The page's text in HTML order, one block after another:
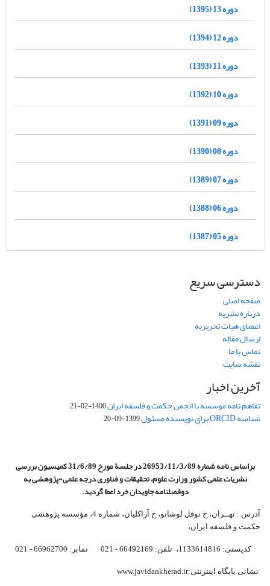
دوره 13 (1395)
دوره 12 (1394)
دوره 11 (1393)
دوره 10 (1392)
دوره 09 (1391)
دوره 08 (1390)
دوره 07 (1389)
دوره 06 (1388)
دوره 05 (1387)
دسترسی سریع
صفحه اصلی
درباره نشریه
اعضای هیات تحریریه
ارسال مقاله
تماس با ما
نقشه سایت
آخرین اخبار
تفاهم نامه موسسه با انجمن حکمت و فلسفه ایران1400-02-21
شناسه ORCID برای نویسنده مسئول 1399-09-20
براساس نامه شماره 26953/11/3/89 در جلسة مورخ 31/6/89 کمیسیون
بررسی
نشریات علمی کشور وزارت علوم، تحقیقات و فناوری درجه علمی‌-پژوهشیبه
دوفصلنامه جاویدان خرد اعطا گردید.
آدرس : تهــران، خ نوفل لوشاتو، خ آراکلیان، شماره 4،‌ مؤسسه پژوهشی
حکمت و فلسفه ایران،‌
کدپستی: 1133614816، تلفن: 66492169 - 021 نمابر: 66962700 - 021
نشانی پایگاه اینترنتی:www.javidankherad.ir